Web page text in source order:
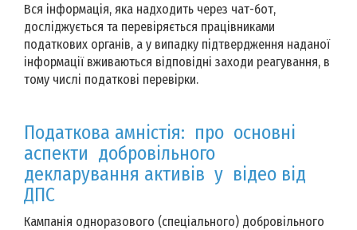
Вся інформація, яка надходить через чат-бот,
досліджується та перевіряється працівниками
податкових органів, а у випадку підтвердження наданої
інформації вживаються відповідні заходи реагування, в
тому числі податкові перевірки.
Податкова амністія: про основні
аспекти добровільного
декларування активів у відео від
ДПС
Кампанія одноразового (спеціального) добровільного